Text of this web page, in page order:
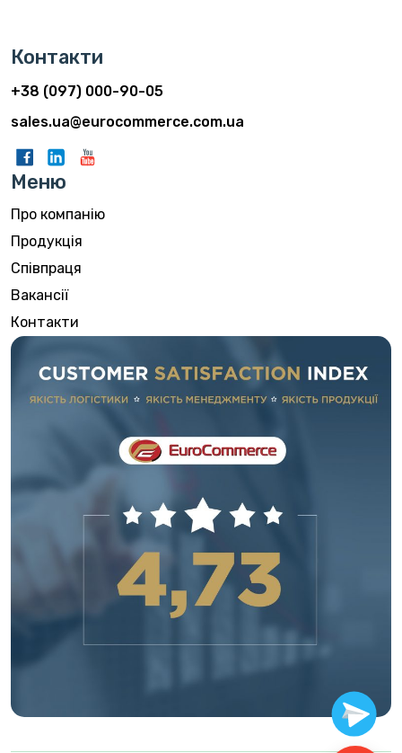
Контакти
+38 (097) 000-90-05
sales.ua@eurocommerce.com.ua
Меню
Про компанію
Продукція
Співпраця
Вакансії
Контакти